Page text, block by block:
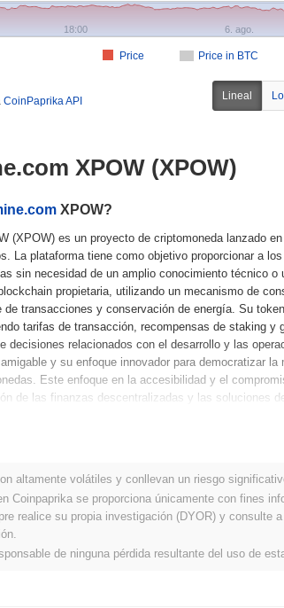
Price in BTC
Price
18:00 6. ago.
CoinPaprika API Lineal
XPOW (XPOW)
XPOW?
(XPOW) es un proyecto de criptomoneda lanzado
La plataforma tiene como objetivo proporcionar a
sin necesidad de un amplio conocimiento técnico o
propietaria, utilizando un mecanismo de
de transacciones y conservación de energía. Su
tarifas de transacción, recompensas de staking y
decisiones relacionados con el desarrollo y las
y su enfoque innovador para democratizar
Este enfoque en la accesibilidad y el
de las finanzas descentralizadas y las soluciones
El proyecto lanzó su testnet en junio de 2021,
y funcionalidades. Tras pruebas
en el mercado. El desarrollo inicial se centró en
y eficiencia para los usuarios. La
Estos pasos fundamentales establecieron el
altamente volátiles y conllevan un riesgo
Coinpaprika se proporciona únicamente con fines
realice su propia investigación (DYOR) y consulte
de ninguna pérdida resultante del uso de